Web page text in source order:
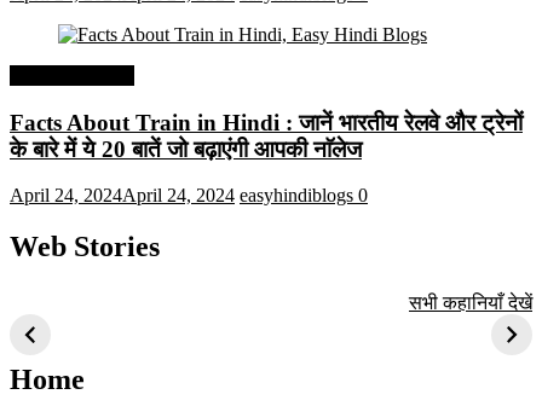
Facts About Train in Hindi : जानें भारतीय रेलवे और ट्रेनों
के बारे में ये 20 बातें जो बढ़ाएंगी आपकी नाॅलेज
April 24, 2024April 24, 2024 easyhindiblogs 0
Web Stories
तकनीक जो आपको
2024 के लिए सीखनी
चाहिए
ऐतिहासिक स्थान
सभी कहानियाँ देखें
Home